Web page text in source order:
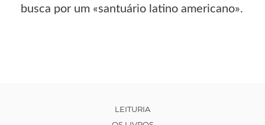
busca por um «santuário latino americano».
LEITURIA